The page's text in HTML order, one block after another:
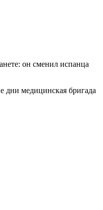
он сменил испанца
дни медицинская бригада